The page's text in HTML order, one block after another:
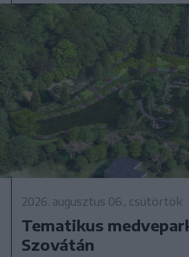
2026. augusztus 06., csütörtök
Tematikus
Szovátán